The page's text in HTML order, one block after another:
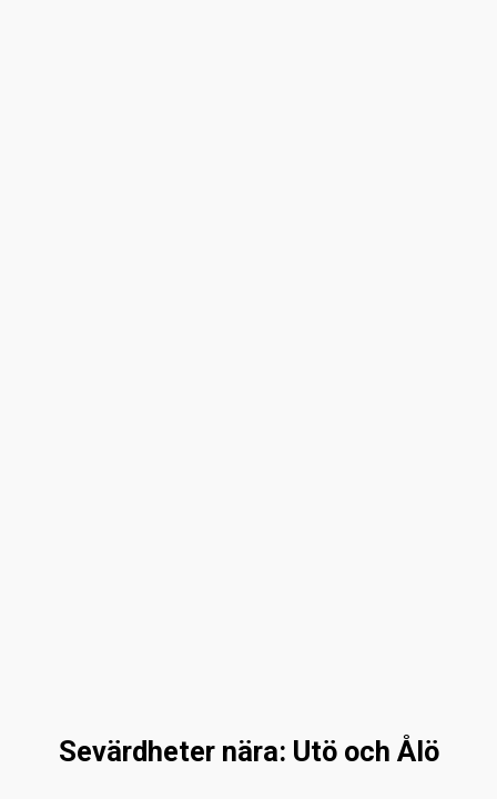
Sevärdheter nära: Utö och Ålö